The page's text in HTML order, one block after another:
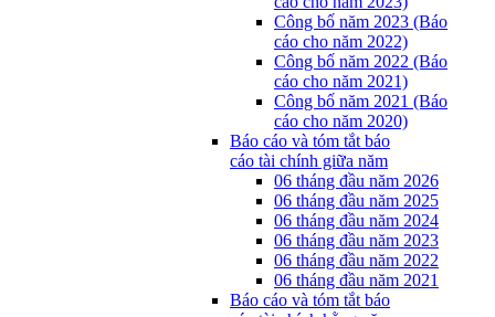
Công bố năm 2023 (Báo
cáo cho năm 2022)
Công bố năm 2022 (Báo
cáo cho năm 2021)
Công bố năm 2021 (Báo
cáo cho năm 2020)
Báo cáo và tóm tắt báo
cáo tài chính giữa năm
06 tháng đầu năm 2026
06 tháng đầu năm 2025
06 tháng đầu năm 2024
06 tháng đầu năm 2023
06 tháng đầu năm 2022
06 tháng đầu năm 2021
Báo cáo và tóm tắt báo